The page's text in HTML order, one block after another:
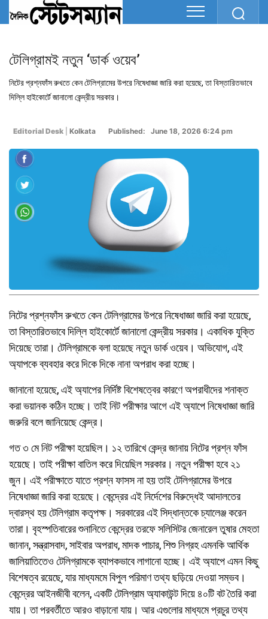
টেলিগ্রামই নতুন ‘ডার্ক ওয়েব’
নিটের প্রশ্নফাঁস রুখতে কেন টেলিগ্রামের উপরে নিষেধাজ্ঞা জারি করা হয়েছে, তা বিস্তারিতভাবে
দিল্লি হাইকোর্টে জানালো কেন্দ্রীয় সরকার।
Editorial Desk Kolkata Published: June 18, 2026 6:24 pm
নিটের প্রশ্নফাঁস রুখতে কেন টেলিগ্রামের উপরে নিষেধাজ্ঞা জারি করা হয়েছে,
তা বিস্তারিতভাবে দিল্লি হাইকোর্টে জানালো কেন্দ্রীয় সরকার। একাধিক যুক্তি
দিয়েছে তারা। টেলিগ্রামকে বলা হয়েছে নতুন ডার্ক ওয়েব। অভিযোগ, এই
অ্যাপকে ব্যবহার করে দিকে দিকে নানা অপরাধ করা হচ্ছে।
জানানো হয়েছে, এই অ্যাপের নির্দিষ্ট বিশেষত্বের কারণে অপরাধীদের শনাক্ত
করা ভয়ানক কঠিন হচ্ছে। তাই নিট পরীক্ষার আগে এই অ্যাপে নিষেধাজ্ঞা জারি
জরুরি বলে জানিয়েছে কেন্দ্র।
গত ৩ মে নিট পরীক্ষা হয়েছিল। ১২ তারিখে কেন্দ্র জানায় নিটের প্রশ্ন ফাঁস
হয়েছে। তাই পরীক্ষা বাতিল করে দিয়েছিল সরকার। নতুন পরীক্ষা হবে ২১
জুন। এই পরীক্ষাতে যাতে প্রশ্ন ফাসস না হয় তাই টেলিগ্রামের উপরে
নিষেধাজ্ঞা জারি করা হয়েছে। কেন্দ্রের এই নির্দেশের বিরুদ্ধেই আদালতের
দ্বারস্থ হয় টেলিগ্রাম কতৃপক্ষ। সরকারের এই সিদ্ধান্তকে চ্যালেঞ্জ করেন
তারা। বৃহস্পতিবারের শুনানিতে কেন্দ্রের তরফে সলিসিটর জেনারেল তুষার মেহতা
জানান, সন্ত্রাসবাদ, সাইবার অপরাধ, মাদক পাচার, শিশু নিগ্রহ এমনকি আর্থিক
জালিয়াতিতেও টেলিগ্রামকে ব্যাপকভাবে লাগানো হচ্ছে। এই অ্যাপে এমন কিছু
বিশেষত্ব রয়েছে, যার মাধ্যমমে বিপুল পরিমাণ তথ্য ছড়িয়ে দেওয়া সম্ভব।
কেন্দ্রের আইনজীবী বলেন, একটি টেলিগ্রাম অ্যাকাউন্ট দিয়ে ৪০টি বট তৈরি করা
যায়। তা পরবর্তীতে আরও বাড়ানো যায়। আর এগুলোর মাধ্যমে প্রচুর তথ্য